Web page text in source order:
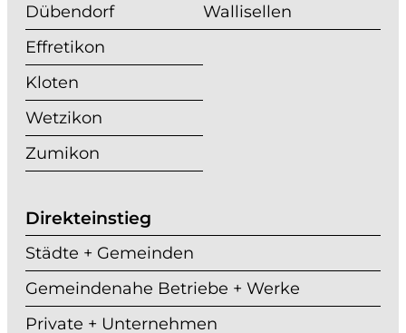
Dübendorf
Effretikon
Kloten
Wetzikon
Zumikon
Wallisellen
Direkteinstieg
Städte + Gemeinden
Gemeindenahe Betriebe + Werke
Private + Unternehmen